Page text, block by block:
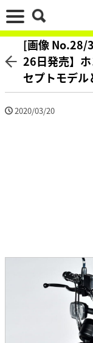
[画像 No.28/
26日発売】
セプトモデ
2020/03/20